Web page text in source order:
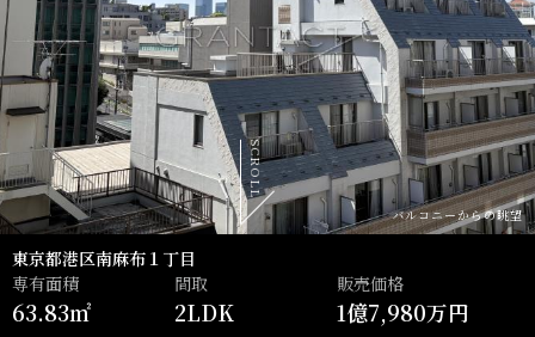
バルコニーからの眺望
SCROLL
東京都港区南麻布１丁目
専有面積
63.83㎡
間取
2LDK
販売価格
1億7,980万円